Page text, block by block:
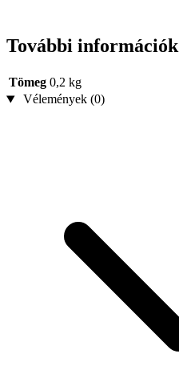
További információk
Tömeg 0,2 kg
Vélemények (0)